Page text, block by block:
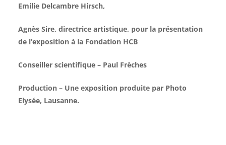
Emilie Delcambre Hirsch,
Agnès Sire, directrice artistique, pour la présentation
de l’exposition à la Fondation HCB
Conseiller scientifique – Paul Frèches
Production – Une exposition produite par Photo
Elysée, Lausanne.